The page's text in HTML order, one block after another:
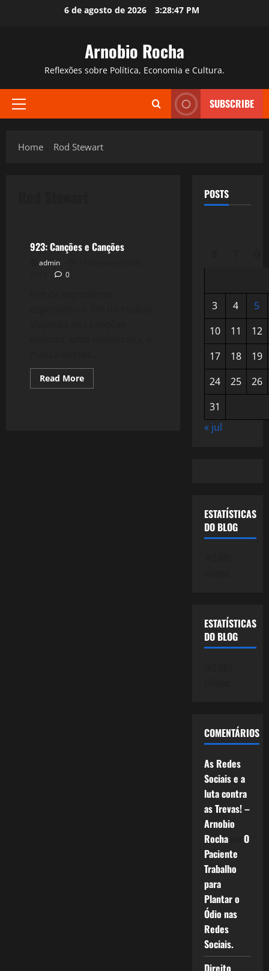
6 de agosto de 2026 3:28:48 PM
Arnobio Rocha
Reflexões sobre Política, Economia e Cultura.
Primary
SUBSCRIBE
Home Rod Stewart
923: Canções e Canções
admin
0
Read MoreRead
more
POSTS
3 4
5
10
11
12
17
18
19
24
25
26
31
« jul
ESTATÍSTICAS
DO BLOG
ESTATÍSTICAS
DO BLOG
COMENTÁRIOS
As Redes
Sociais e a
luta contra
as Trevas! –
Arnobio
Rochaem O
Paciente
Trabalho
para
Plantar o
Ódio nas
Redes
Sociais.
Direito